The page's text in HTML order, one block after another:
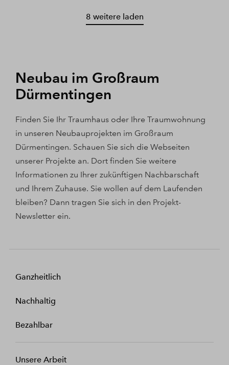
8 weitere laden
Neubau im Großraum
Dürmentingen
Finden Sie Ihr Traumhaus oder Ihre Traumwohnung
in unseren Neubauprojekten im Großraum
Dürmentingen. Schauen Sie sich die Webseiten
unserer Projekte an. Dort finden Sie weitere
Informationen zu Ihrer zukünftigen Nachbarschaft
und Ihrem Zuhause. Sie wollen auf dem Laufenden
bleiben? Dann tragen Sie sich in den Projekt-
Newsletter ein.
Ganzheitlich
Nachhaltig
Bezahlbar
Unsere Arbeit